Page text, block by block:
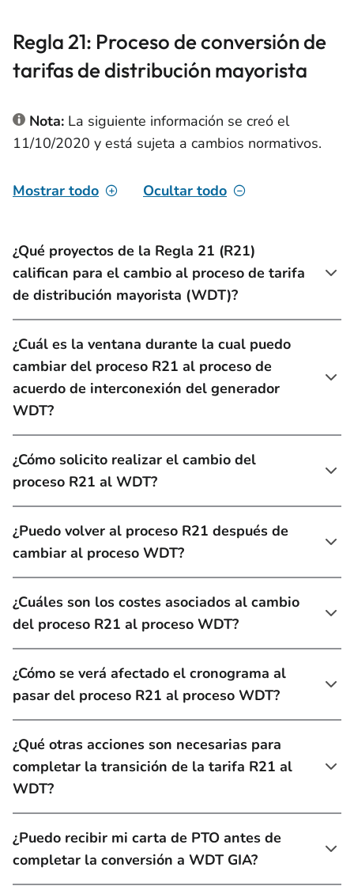
Regla 21: Proceso de conversión de
tarifas de distribución mayorista
Nota: La siguiente información se creó el
11/10/2020 y está sujeta a cambios normativos.
Mostrar todo Ocultar todo
¿Qué proyectos de la Regla 21 (R21)
califican para el cambio al proceso de tarifa
de distribución mayorista (WDT)?
¿Cuál es la ventana durante la cual puedo
cambiar del proceso R21 al proceso de
acuerdo de interconexión del generador
WDT?
¿Cómo solicito realizar el cambio del
proceso R21 al WDT?
¿Puedo volver al proceso R21 después de
cambiar al proceso WDT?
¿Cuáles son los costes asociados al cambio
del proceso R21 al proceso WDT?
¿Cómo se verá afectado el cronograma al
pasar del proceso R21 al proceso WDT?
¿Qué otras acciones son necesarias para
completar la transición de la tarifa R21 al
WDT?
¿Puedo recibir mi carta de PTO antes de
completar la conversión a WDT GIA?